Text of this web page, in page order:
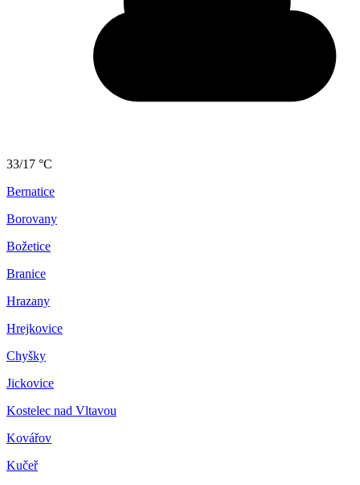
33/17 °C
Bernatice
Borovany
Božetice
Branice
Hrazany
Hrejkovice
Chyšky
Jickovice
Kostelec nad Vltavou
Kovářov
Kučeř